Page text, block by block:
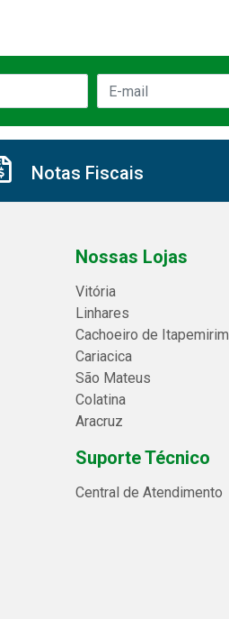
Notas Fiscais
Nossas Lojas
Vitória
Linhares
Cachoeiro de Itapemirim
Cariacica
São Mateus
Colatina
Aracruz
Suporte Técnico
Central de Atendimento